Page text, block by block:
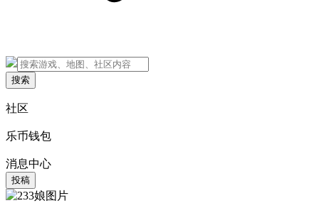
搜索
社区
乐币钱包
消息中心
投稿